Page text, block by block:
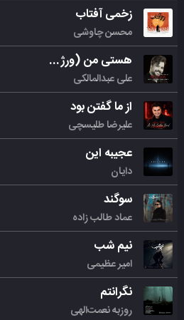
زخمی آفتاب
محسن چاوشی
هستی من (ورژن جدید)
علی عبدالمالکی
از ما گفتن بود
علیرضا طلیسچی
عجیبه این
دایان
سوگند
عماد طالب زاده
نیم شب
امیر عظیمی
نگرانتم
روزبه نعمت‌الهی